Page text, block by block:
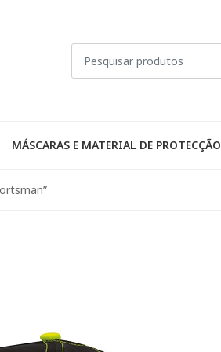
MÁSCARAS E MATERIAL DE PROTECÇÃO